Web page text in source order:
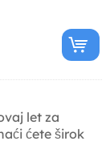
let za
ćete širok